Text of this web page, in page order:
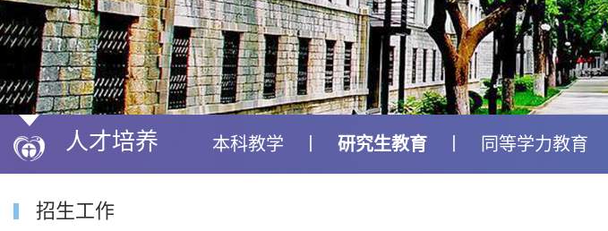
人才培养 本科教学 研究生教育 同等学力教育
招生工作